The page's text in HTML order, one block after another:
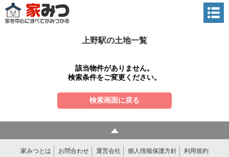
上野駅の土地一覧
該当物件がありません。
検索条件をご変更ください。
検索画面に戻る
家みつとは お問合わせ 運営会社 個人情報保護方針 利用規約